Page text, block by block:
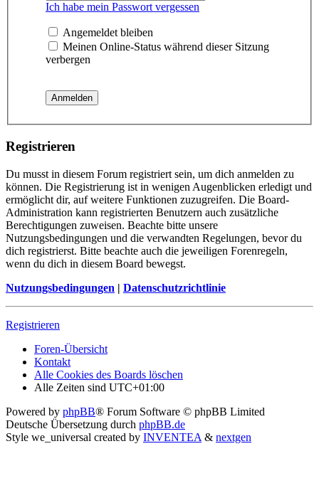
Ich habe mein Passwort vergessen
Angemeldet bleiben
Meinen Online-Status während dieser Sitzung
verbergen
Registrieren
Du musst in diesem Forum registriert sein, um dich anmelden zu
können. Die Registrierung ist in wenigen Augenblicken erledigt und
ermöglicht dir, auf weitere Funktionen zuzugreifen. Die Board-
Administration kann registrierten Benutzern auch zusätzliche
Berechtigungen zuweisen. Beachte bitte unsere
Nutzungsbedingungen und die verwandten Regelungen, bevor du
dich registrierst. Bitte beachte auch die jeweiligen Forenregeln,
wenn du dich in diesem Board bewegst.
Nutzungsbedingungen | Datenschutzrichtlinie
Registrieren
Foren-Übersicht
Kontakt
Alle Cookies des Boards löschen
Alle Zeiten sind UTC+01:00
Powered by phpBB® Forum Software © phpBB Limited
Deutsche Übersetzung durch phpBB.de
Style we_universal created by INVENTEA & nextgen